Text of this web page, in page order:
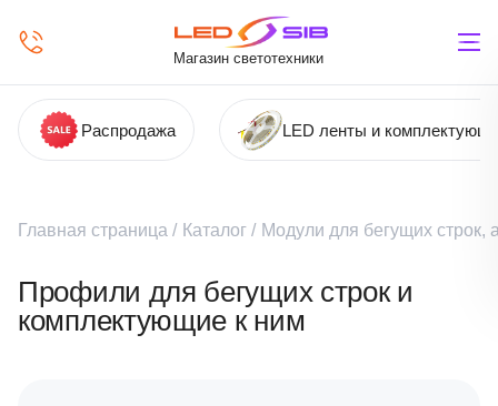
Магазин светотехники
Распродажа LED ленты и
Главная страница / Каталог / Модули для бегущих строк,
Профили для бегущих строк и
комплектующие к ним